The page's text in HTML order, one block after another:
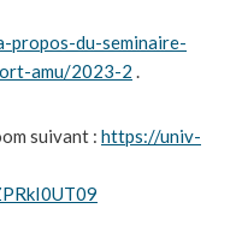
propos-du-seminaire-
amu/2023-2 .
suivant : https://univ-